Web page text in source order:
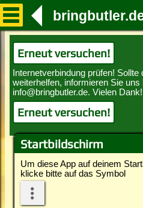
Startbildschirm
Um diese App auf deinem
klicke bitte auf das Symbol
Erneut versuchen!
Erneut versuchen!